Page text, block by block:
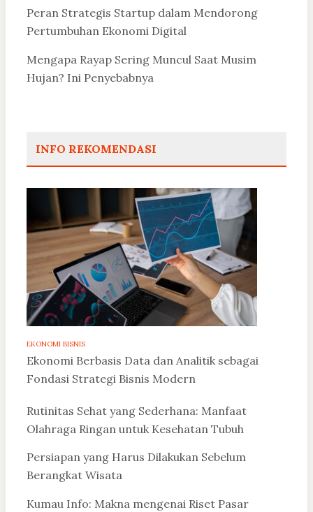
Peran Strategis Startup dalam Mendorong
Pertumbuhan Ekonomi Digital
Mengapa Rayap Sering Muncul Saat Musim
Hujan? Ini Penyebabnya
INFO REKOMENDASI
EKONOMI BISNIS
Ekonomi Berbasis Data dan Analitik sebagai
Fondasi Strategi Bisnis Modern
Rutinitas Sehat yang Sederhana: Manfaat
Olahraga Ringan untuk Kesehatan Tubuh
Persiapan yang Harus Dilakukan Sebelum
Berangkat Wisata
Kumau Info: Makna mengenai Riset Pasar